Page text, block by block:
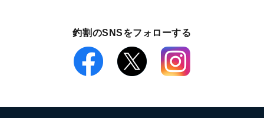
釣割のSNSをフォローする